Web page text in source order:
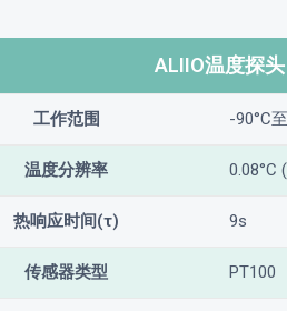
ALIIO温度探头
工作范围 -90°C
温度分辨率 0.08°C
热响应时间(τ) 9s
传感器类型 PT100